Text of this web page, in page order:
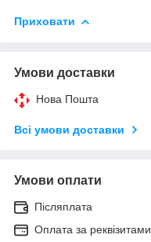
Приховати
Умови доставки
Нова Пошта
Всі умови доставки
Умови оплати
Післяплата
Оплата за реквізитами